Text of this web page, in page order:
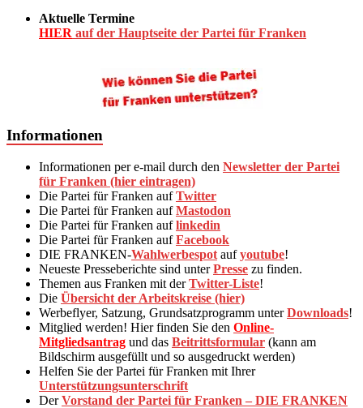
Aktuelle Termine
HIER auf der Hauptseite der Partei für Franken
Informationen
Informationen per e-mail durch den Newsletter der Partei
für Franken (hier eintragen)
Die Partei für Franken aufTwitter
Die Partei für Franken aufMastodon
Die Partei für Franken auflinkedin
Die Partei für Franken aufFacebook
DIE FRANKEN-Wahlwerbespot aufyoutube!
Neueste Presseberichte sind unterPresse zu finden.
Themen aus Franken mit derTwitter-Liste!
Die Übersicht der Arbeitskreise (hier)
Werbeflyer, Satzung, Grundsatzprogramm unterDownloads!
Mitglied werden! Hier finden Sie den Online-
Mitgliedsantrag und das Beitrittsformular (kann am
Bildschirm ausgefüllt und so ausgedruckt werden)
Helfen Sie der Partei für Franken mit Ihrer
Unterstützungsunterschrift
DerVorstand der Partei für Franken – DIE FRANKEN